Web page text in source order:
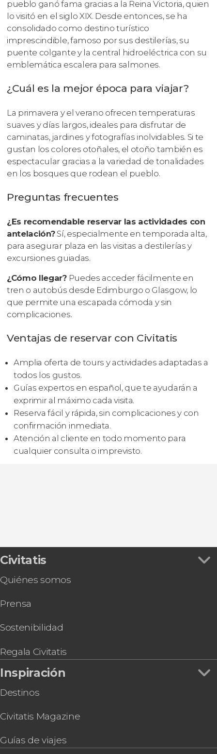
pueblo ganó fama gracias a la Reina Victoria, quien
lo visitó en el siglo XIX. Desde entonces, se ha
consolidado como destino turístico
imprescindible, famoso por sus destilerías, su
puente colgante y la central hidroeléctrica con su
emblemática escalera para salmones.
¿Cuál es la mejor época para viajar?
La primavera y el verano ofrecen temperaturas
suaves y días largos, ideales para disfrutar de
caminatas, jardines y fotografías inolvidables. Si te
gustan los colores otoñales, el otoño también es
espectacular gracias a la variedad de tonalidades
en los bosques que rodean el pueblo.
Preguntas frecuentes
¿Es recomendable reservar las actividades con
antelación?Sí, especialmente en temporada alta,
para asegurar plaza en las visitas a destilerías y
excursiones guiadas.
¿Cómo llegar?Puedes acceder fácilmente en
tren o autobús desde Edimburgo o Glasgow, lo
que permite una escapada cómoda y sin
complicaciones.
Ventajas de reservar con Civitatis
Amplia oferta de tours y actividades adaptadas a
todos los gustos.
Guías expertos en español, que te ayudarán a
exprimir al máximo cada visita.
Reserva fácil y rápida, sin complicaciones y con
confirmación inmediata.
Atención al cliente en todo momento para
cualquier consulta o imprevisto.
Civitatis
Quiénes somos
Prensa
Sostenibilidad
Regala Civitatis
Inspiración
Destinos
Civitatis Magazine
Guías de viajes